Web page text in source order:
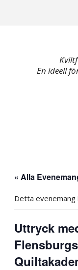
En ideell
« Alla
Detta evenemang
Uttryck